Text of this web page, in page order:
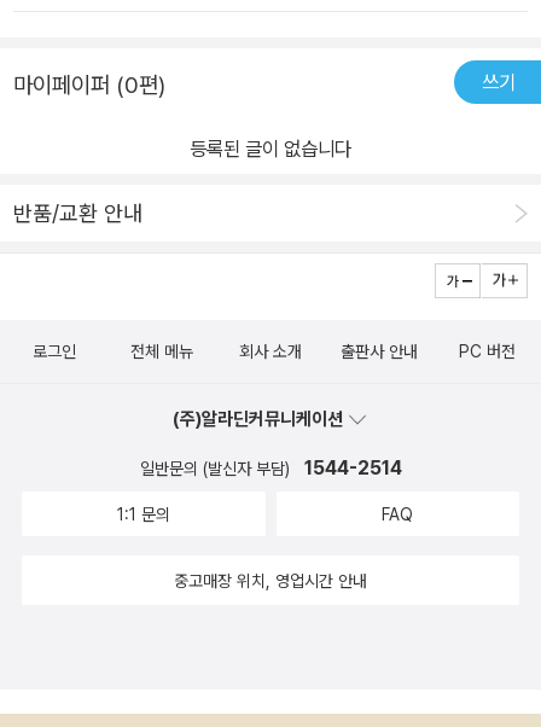
맛있어진다는 여우 아저씨. 여우 아저씨는 별별 유령들 덕분에 맛있
는 카레를 만들 수 있었고, 유령 카레로 빵을 만들 수 있었다. <여우
만들어 보자고 한다. 책 뒤에 레시피가 나온대로 유령 카레를 만들어
보자는 아들... 덕분에 그 동안 만들어 본 일이 없던 카레 만들기에 도
아저씨도 수프에 들어갈 뻔 했어요.마법의 가루로 위기를 모면한 여
유령들이 좋아하는 바로 그 맛이었어요.유령들은 기분이 좋은 듯 냄
덮었어요.지혜로운 여우 아저씨는 별별 빵집, 유령 카레 빵을 인기 메
미진진하고 웃음을 전해 주었어요.어려운 상황에 처했는데 지혜롭게
어요. 만들고 싶은 카레 요리도 더 많아졌어요.책에 나와 있는 레시피
마이페이퍼 (0편) 쓰기
등록된 글이 없습니다
반품/교환 안내
로그인 전체 메뉴 회사 소개 출판사 안내 PC 버전
(주)알라딘커뮤니케이션
일반문의 (발신자 부담) 1544-2514
1:1 문의 FAQ
중고매장 위치, 영업시간 안내